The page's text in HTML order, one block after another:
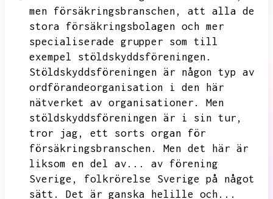
men försäkringsbranschen,
att alla de
stora försäkringsbolagen och mer
specialiserade grupper som till
exempel stöldskyddsföreningen.
Stöldskyddsföreningen är någon typ av
ordförandeorganisation i den här
nätverket av organisationer.
Men
stöldskyddsföreningen är i sin tur,
tror jag,
ett sorts organ för
försäkringsbranschen.
Men det här är
liksom en del av...
av förening
Sverige,
folkrörelse Sverige på något
sätt.
Det är ganska helille och...